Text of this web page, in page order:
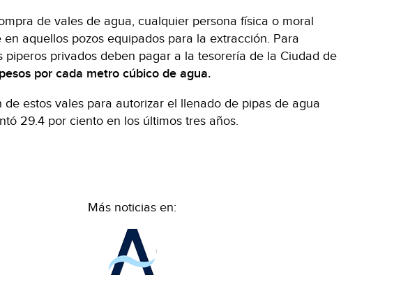
de vales de agua, cualquier persona física o moral
en aquellos pozos equipados para la extracción. Para
piperos privados deben pagar a la tesorería de la Ciudad de
por cada metro cúbico de agua.
de estos vales para autorizar el llenado de pipas de agua
29.4 por ciento en los últimos tres años.
Más noticias en: